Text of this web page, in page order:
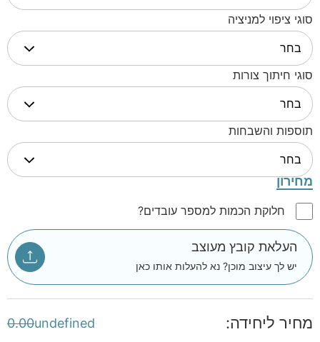
סוגי ציפוי למניציה
סוגי חיתוך צורות
תוספות והשבחות
מחירון
חלוקת הכמות למספר עובדים?
העלאת קובץ מעוצב
יש לך עיצוב מוכן? נא להעלות אותו כאן
מחיר ליחידה: 0.00undefined